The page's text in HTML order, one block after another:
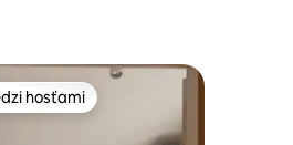
hosťami
hosťami